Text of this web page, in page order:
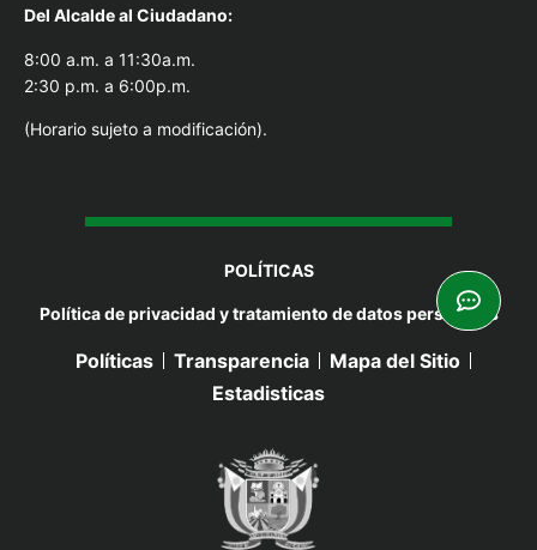
Del Alcalde al Ciudadano:
8:00 a.m. a 11:30a.m.
2:30 p.m. a 6:00p.m.
(Horario sujeto a modificación).
POLÍTICAS
Política de privacidad y tratamiento de datos personales
Políticas Transparencia
Mapa del Sitio
Estadisticas